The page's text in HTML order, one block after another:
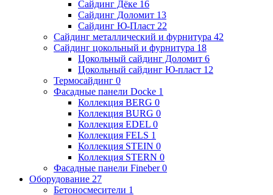
Сайдинг Дёке 16
Сайдинг Доломит 13
Сайдинг Ю-Пласт 22
Сайдинг металлический и фурнитура 42
Сайдинг цокольный и фурнитура 18
Цокольный сайдинг Доломит 6
Цокольный сайдинг Ю-пласт 12
Термосайдинг 0
Фасадные панели Docke 1
Коллекция BERG 0
Коллекция BURG 0
Коллекция EDEL 0
Коллекция FELS 1
Коллекция STEIN 0
Коллекция STERN 0
Фасадные панели Fineber0
Оборудование 27
Бетоносмесители 1